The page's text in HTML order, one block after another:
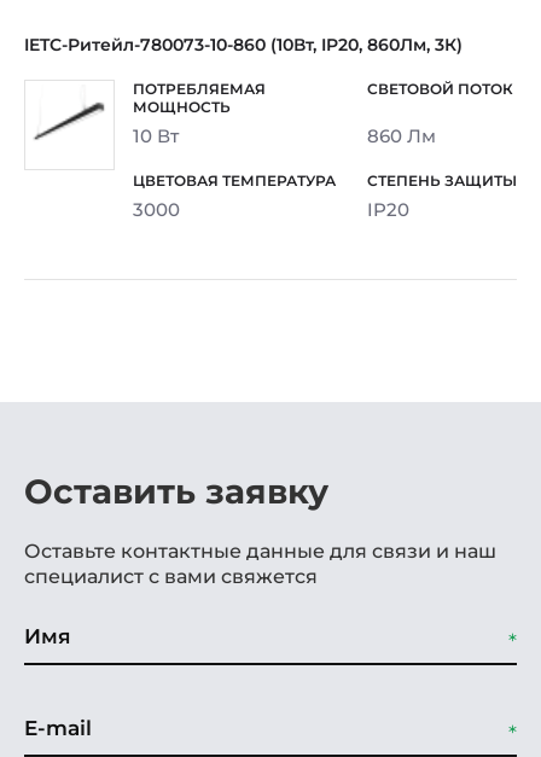
IETC-Ритейл-780073-10-860 (10Вт, IP20, 860Лм, 3К)
10 Вт 860 Лм
3000 IP20
Оставить заявку
Оставьте контактные данные для связи и наш
специалист с вами свяжется